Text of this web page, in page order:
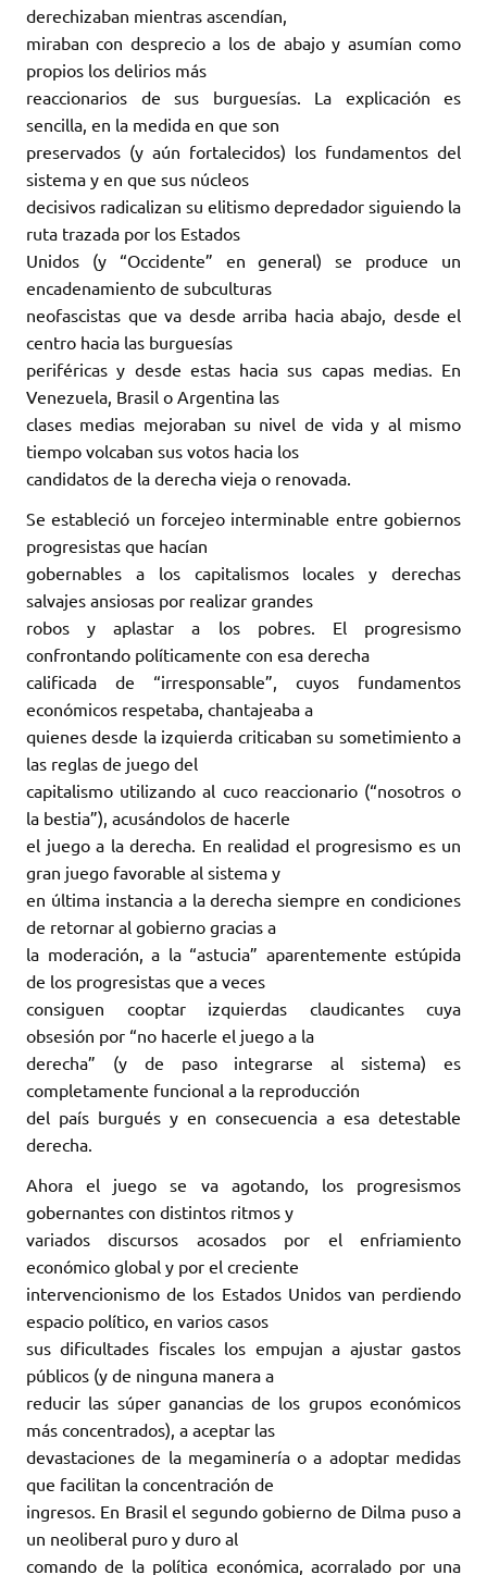
derechizaban mientras ascendían,
miraban con desprecio a los de abajo y asumían como
propios los delirios más
reaccionarios de sus burguesías. La explicación es
sencilla, en la medida en que son
preservados (y aún fortalecidos) los fundamentos del
sistema y en que sus núcleos
decisivos radicalizan su elitismo depredador siguiendo la
ruta trazada por los Estados
Unidos (y “Occidente” en general) se produce un
encadenamiento de subculturas
neofascistas que va desde arriba hacia abajo, desde el
centro hacia las burguesías
periféricas y desde estas hacia sus capas medias. En
Venezuela, Brasil o Argentina las
clases medias mejoraban su nivel de vida y al mismo
tiempo volcaban sus votos hacia los
candidatos de la derecha vieja o renovada.
Se estableció un forcejeo interminable entre gobiernos
progresistas que hacían
gobernables a los capitalismos locales y derechas
salvajes ansiosas por realizar grandes
robos y aplastar a los pobres. El progresismo
confrontando políticamente con esa derecha
calificada de “irresponsable”, cuyos fundamentos
económicos respetaba, chantajeaba a
quienes desde la izquierda criticaban su sometimiento a
las reglas de juego del
capitalismo utilizando al cuco reaccionario (“nosotros o
la bestia”), acusándolos de hacerle
el juego a la derecha. En realidad el progresismo es un
gran juego favorable al sistema y
en última instancia a la derecha siempre en condiciones
de retornar al gobierno gracias a
la moderación, a la “astucia” aparentemente estúpida
de los progresistas que a veces
consiguen cooptar izquierdas claudicantes cuya
obsesión por “no hacerle el juego a la
derecha” (y de paso integrarse al sistema) es
completamente funcional a la reproducción
del país burgués y en consecuencia a esa detestable
derecha.
Ahora el juego se va agotando, los progresismos
gobernantes con distintos ritmos y
variados discursos acosados por el enfriamiento
económico global y por el creciente
intervencionismo de los Estados Unidos van perdiendo
espacio político, en varios casos
sus dificultades fiscales los empujan a ajustar gastos
públicos (y de ninguna manera a
reducir las súper ganancias de los grupos económicos
más concentrados), a aceptar las
devastaciones de la megaminería o a adoptar medidas
que facilitan la concentración de
ingresos. En Brasil el segundo gobierno de Dilma puso a
un neoliberal puro y duro al
comando de la política económica, acorralado por una